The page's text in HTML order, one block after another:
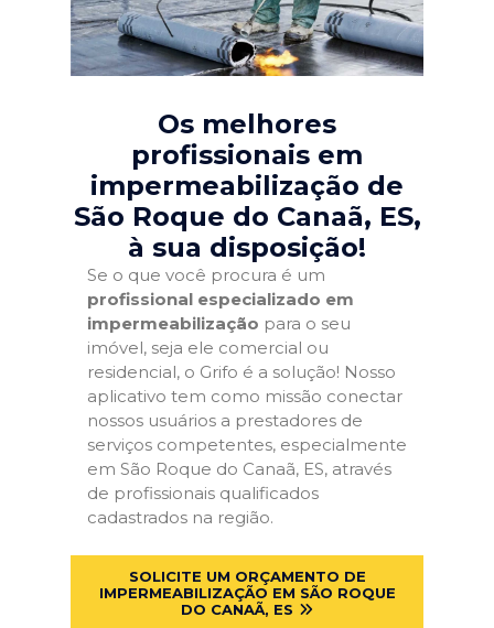
Os melhores
profissionais em
impermeabilização de
São Roque do Canaã, ES,
à sua disposição!
Se o que você procura é um
profissional especializado em
impermeabilização para o seu
imóvel, seja ele comercial ou
residencial, o Grifo é a solução! Nosso
aplicativo tem como missão conectar
nossos usuários a prestadores de
serviços competentes, especialmente
em São Roque do Canaã, ES, através
de profissionais qualificados
cadastrados na região.
SOLICITE UM ORÇAMENTO DE
IMPERMEABILIZAÇÃO EM SÃO ROQUE
DO CANAÃ, ES